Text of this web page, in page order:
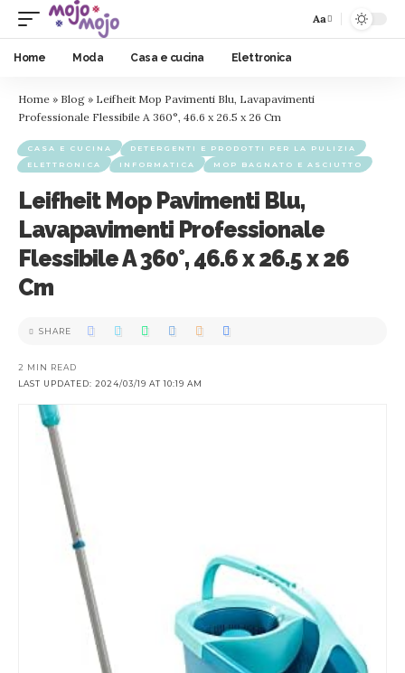
Aa
Home Moda Casa e cucina Elettronica
Home » Blog » Leifheit Mop Pavimenti Blu, Lavapavimenti
Professionale Flessibile A 360°, 46.6 x 26.5 x 26 Cm
CASA E CUCINA
DETERGENTI E PRODOTTI PER LA PULIZIA
ELETTRONICA
INFORMATICA MOP BAGNATO E ASCIUTTO
Leifheit Mop Pavimenti Blu,
Lavapavimenti Professionale
Flessibile A 360°, 46.6 x 26.5 x 26
Cm
LAST UPDATED: 2024/03/19 AT 10:19 AM
2 MIN READ
SHARE